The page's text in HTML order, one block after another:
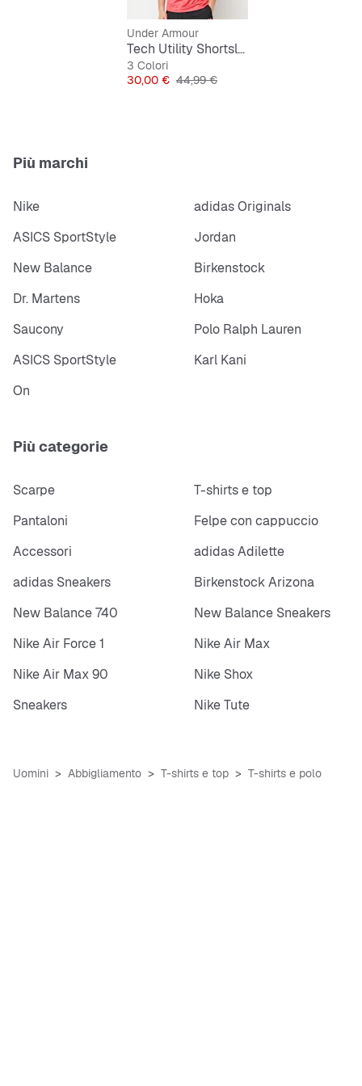
Under Armour
Tech Utility Shortsleeve
3 Colori
Prezzo
30,00 € Prezzo originale
44,99 €
Più marchi
Nike
adidas Originals
ASICS SportStyle
Jordan
New Balance
Birkenstock
Dr. Martens
Hoka
Saucony
Polo Ralph Lauren
ASICS SportStyle
Karl Kani
On
Più categorie
Scarpe
T-shirts e top
Pantaloni
Felpe con cappuccio
Accessori
adidas Adilette
adidas Sneakers
Birkenstock Arizona
New Balance 740
New Balance Sneakers
Nike Air Force 1
Nike Air Max
Nike Air Max 90
Nike Shox
Sneakers
Nike Tute
Uomini Abbigliamento T-shirts e top T-shirts e polo